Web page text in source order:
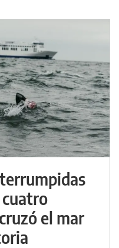
el mar